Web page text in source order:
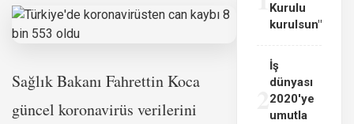
Sağlık Bakanı Fahrettin Koca
güncel koronavirüs verilerini
Kurulu
kurulsun"
İş
dünyası
2020'ye
umutla